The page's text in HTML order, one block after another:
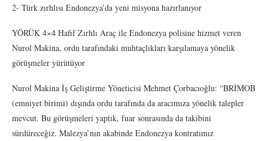
2- Türk zırhlısı Endonezya’da yeni misyona hazırlanıyor
YÖRÜK 4×4 Hafif Zırhlı Araç ile Endonezya polisine hizmet veren
Nurol Makina, ordu tarafındaki muhtaçlıkları karşılamaya yönelik
görüşmeler yürütüyor
Nurol Makina İş Geliştirme Yöneticisi Mehmet Çorbacıoğlu: “BRİMOB
(emniyet birimi) dışında ordu tarafında da aracımıza yönelik talepler
mevcut. Bu görüşmeleri yaptık, fuar sonrasında da takibini
sürdüreceğiz. Malezya’nın akabinde Endonezya kontratımız